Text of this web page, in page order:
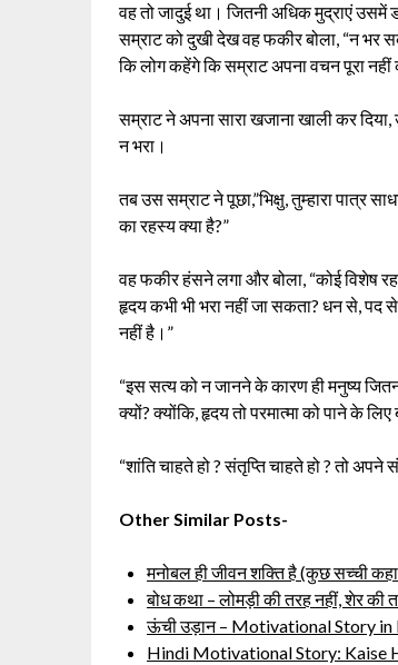
वह तो जादुई था। जितनी अधिक मुद्राएं उसमें
सम्राट को दुखी देख वह फकीर बोला, “न भर
कि लोग कहेंगे कि सम्राट अपना वचन पूरा
सम्राट ने अपना सारा खजाना खाली कर
न भरा।
तब उस सम्राट ने पूछा,”भिक्षु, तुम्हारा पात्र
का रहस्य क्या है?”
वह फकीर हंसने लगा और बोला, “कोई विशेष
हृदय कभी भी भरा नहीं जा सकता? धन से, पद
नहीं है।”
“इस सत्य को न जानने के कारण ही मनुष्य
क्यों? क्योंकि, हृदय तो परमात्मा को पाने के लिए
“शांति चाहते हो ? संतृप्ति चाहते हो ? तो
Other Similar Posts-
मनोबल ही जीवन शक्ति है (कुछ सच्ची
बोध कथा – लोमड़ी की तरह नहीं, शेर की
ऊंची उड़ान – Motivational Story
Hindi Motivational Story: Kaise